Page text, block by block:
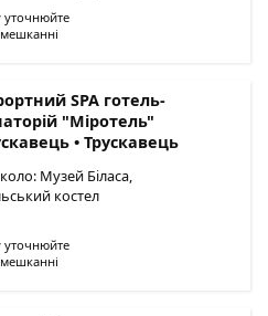
уточнюйте
SPA готель-
"Міротель"
• Трускавець
Музей Біласа,
костел
уточнюйте